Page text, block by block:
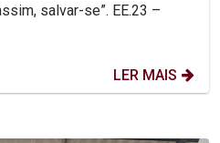
salvar-se”. EE.23 –
LER MAIS